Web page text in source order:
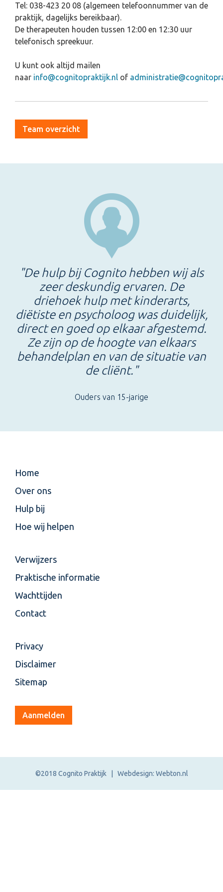
Tel: 038-423 20 08 (algemeen telefoonnummer van de
praktijk, dagelijks bereikbaar).
De therapeuten houden tussen 12:00 en 12:30 uur
telefonisch spreekuur.
U kunt ook altijd mailen
naar info@cognitopraktijk.nl of
Team overzicht
"De hulp bij Cognito hebben wij als
zeer deskundig ervaren. De
driehoek hulp met kinderarts,
diëtiste en psycholoog was duidelijk,
direct en goed op elkaar afgestemd.
Ze zijn op de hoogte van elkaars
behandelplan en van de situatie van
de cliënt."
Ouders van 15-jarige
Home
Over ons
Hulp bij
Hoe wij helpen
Verwijzers
Praktische informatie
Wachttijden
Contact
Privacy
Disclaimer
Sitemap
Aanmelden
©2018 Cognito Praktijk | Webdesign: Webton.nl